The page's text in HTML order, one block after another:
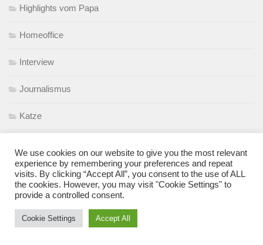
Highlights vom Papa
Homeoffice
Interview
Journalismus
Katze
Kinderbuchtipps
Kinderfundstück
Kindergarten
We use cookies on our website to give you the most relevant
experience by remembering your preferences and repeat
visits. By clicking “Accept All”, you consent to the use of ALL
the cookies. However, you may visit "Cookie Settings" to
provide a controlled consent.
Cookie Settings Accept All